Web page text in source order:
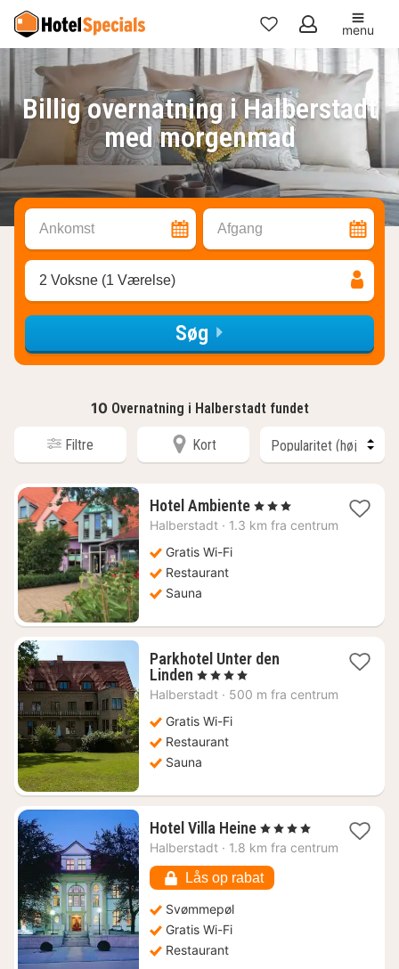
Mine
favoritter
menu
Billig overnatning i Halberstadt
med morgenmad
Ankomst Afgang
2 Voksne (1 Værelse)
Søg
10 Overnatning i Halberstadt fundet
Filtre Kort
Hotel Ambiente1
nat
, 3 Stjerner
Halberstadt · 1.3 km fra centrum
Gratis Wi-Fi
Restaurant
Sauna
Parkhotel Unter den
Linden 1
nat
681
kr.
, 4 Stjerner
Halberstadt · 500 m fra centrum
Gratis Wi-Fi
Restaurant
Sauna
Hotel Villa Heine1
nat
1106
kr.
, 4 Stjerner
Halberstadt · 1.8 km fra centrum
Lås op rabat
Svømmepøl
Gratis Wi-Fi
Restaurant